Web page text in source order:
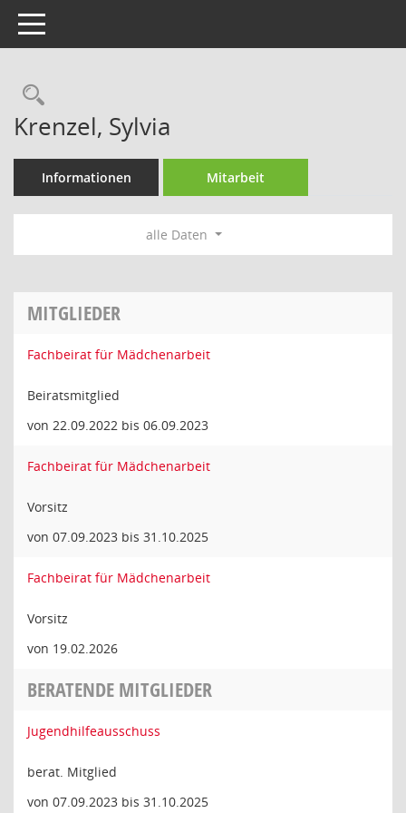
Toggle navigation
Rechercheauswahl
Krenzel, Sylvia
Informationen Mitarbeit
alle Daten
MITGLIEDER
Fachbeirat für Mädchenarbeit
Beiratsmitglied
von 22.09.2022 bis 06.09.2023
Fachbeirat für Mädchenarbeit
Vorsitz
von 07.09.2023 bis 31.10.2025
Fachbeirat für Mädchenarbeit
Vorsitz
von 19.02.2026
BERATENDE MITGLIEDER
Jugendhilfeausschuss
berat. Mitglied
von 07.09.2023 bis 31.10.2025